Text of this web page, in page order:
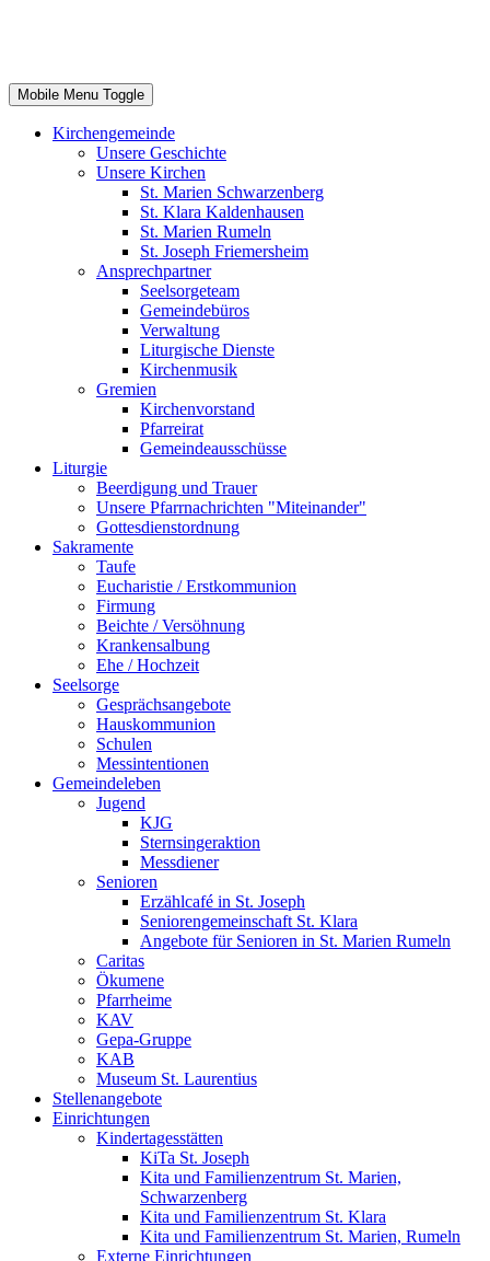
Mobile Menu Toggle
Kirchengemeinde
Unsere Geschichte
Unsere Kirchen
St. Marien Schwarzenberg
St. Klara Kaldenhausen
St. Marien Rumeln
St. Joseph Friemersheim
Ansprechpartner
Seelsorgeteam
Gemeindebüros
Verwaltung
Liturgische Dienste
Kirchenmusik
Gremien
Kirchenvorstand
Pfarreirat
Gemeindeausschüsse
Liturgie
Beerdigung und Trauer
Unsere Pfarrnachrichten "Miteinander"
Gottesdienstordnung
Sakramente
Taufe
Eucharistie / Erstkommunion
Firmung
Beichte / Versöhnung
Krankensalbung
Ehe / Hochzeit
Seelsorge
Gesprächsangebote
Hauskommunion
Schulen
Messintentionen
Gemeindeleben
Jugend
KJG
Sternsingeraktion
Messdiener
Senioren
Erzählcafé in St. Joseph
Seniorengemeinschaft St. Klara
Angebote für Senioren in St. Marien Rumeln
Caritas
Ökumene
Pfarrheime
KAV
Gepa-Gruppe
KAB
Museum St. Laurentius
Stellenangebote
Einrichtungen
Kindertagesstätten
KiTa St. Joseph
Kita und Familienzentrum St. Marien,
Schwarzenberg
Kita und Familienzentrum St. Klara
Kita und Familienzentrum St. Marien, Rumeln
Externe Einrichtungen